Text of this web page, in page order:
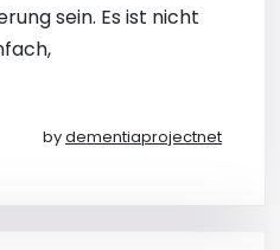
sein. Es ist nicht
bydementiaprojectnet